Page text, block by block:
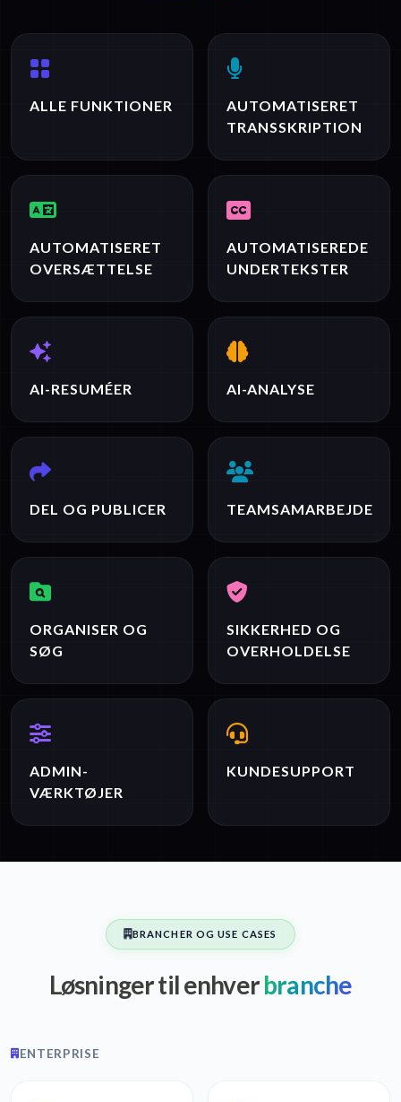
ALLE FUNKTIONER
AUTOMATISERET
TRANSSKRIPTION
AUTOMATISERET
OVERSÆTTELSE
AUTOMATISEREDE
UNDERTEKSTER
AI-RESUMÉER AI-ANALYSE
DEL OG PUBLICER TEAMSAMARBEJDE
ORGANISER OG
SØG
SIKKERHED OG
OVERHOLDELSE
ADMIN-
VÆRKTØJER
KUNDESUPPORT
BRANCHER OG USE CASES
Løsninger til enhverbranche
ENTERPRISE